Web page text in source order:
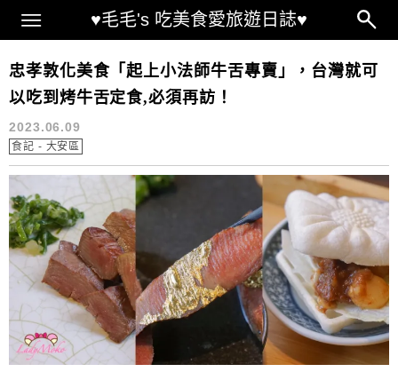
♥毛毛's 吃美食愛旅遊日誌♥
Main Menu
台北牛舌
忠孝敦化美食「起上小法師牛舌專賣」，台灣就可
以吃到烤牛舌定食,必須再訪！
2023.06.09
食記 - 大安區